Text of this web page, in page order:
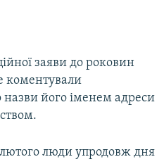
заяви до роковин
коментували
його іменем адреси
лютого люди упродовж дня